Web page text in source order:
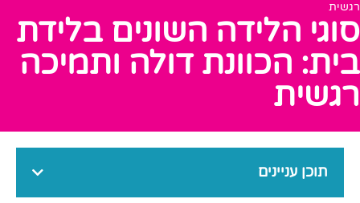
רגשית
סוגי הלידה השונים בלידת
בית: הכוונת דולה ותמיכה
רגשית
תוכן עניינים